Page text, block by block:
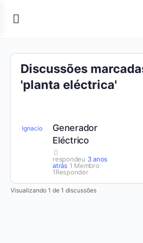
Discussões
'planta eléctrica'
Ignacio
Generador
Eléctrico
respondeu 3 anos
atrás 1 Membro ·
1Responder
Visualizando 1 de 1 discussões